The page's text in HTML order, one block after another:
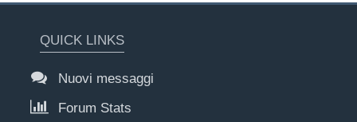
QUICK LINKS
Nuovi messaggi
Forum Stats